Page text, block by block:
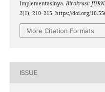
Implementasinya. Birokrasi:
2(1), 210–215. https://doi.org/
More Citation Formats
ISSUE